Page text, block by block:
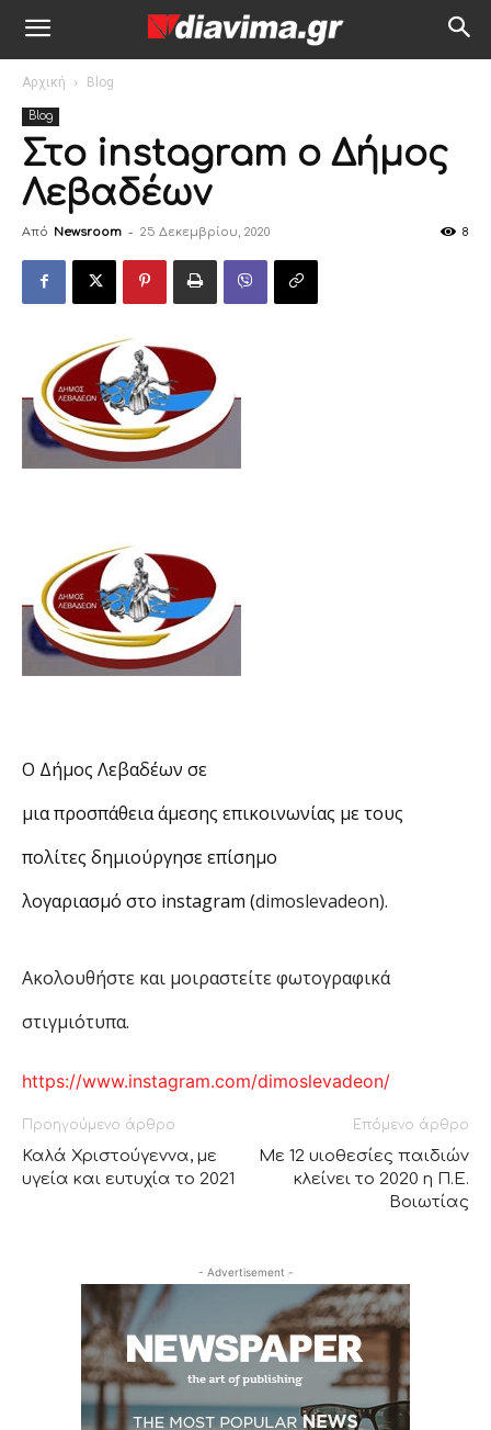
Αρχική Blog
Blog
Στο instagram ο Δήμος
Λεβαδέων
Από Newsroom - 25 Δεκεμβρίου, 2020 8
Ο Δήμος Λεβαδέων σε
μια προσπάθεια άμεσης επικοινωνίας με τους
πολίτες δημιούργησε επίσημο
λογαριασμό στο instagram (dimoslevadeon).
Ακολουθήστε και μοιραστείτε φωτογραφικά
στιγμιότυπα.
https://www.instagram.com/dimoslevadeon/
Προηγούμενο άρθρο
Καλά Χριστούγεννα, με
υγεία και ευτυχία το 2021
Επόμενο άρθρο
Με 12 υιοθεσίες παιδιών
κλείνει το 2020 η Π.Ε.
Βοιωτίας
- Advertisement -